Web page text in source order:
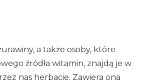
a także osoby, które
źródła witamin, znajdą je w
nas herbacie. Zawiera ona